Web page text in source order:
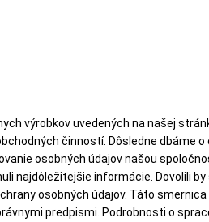
výrobkov uvedených na našej
činností. Dôsledne dbáme
osobných údajov našou
najdôležitejšie informácie. Dovolili
osobných údajov. Táto
predpismi. Podrobnosti o